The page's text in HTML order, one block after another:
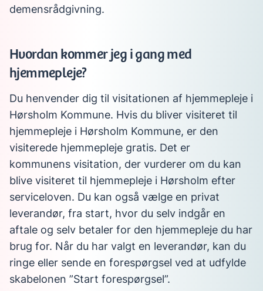
demensrådgivning.
Hvordan kommer jeg i gang med
hjemmepleje?
Du henvender dig til visitationen af hjemmepleje i
Hørsholm Kommune. Hvis du bliver visiteret til
hjemmepleje i Hørsholm Kommune, er den
visiterede hjemmepleje gratis. Det er
kommunens visitation, der vurderer om du kan
blive visiteret til hjemmepleje i Hørsholm efter
serviceloven. Du kan også vælge en privat
leverandør, fra start, hvor du selv indgår en
aftale og selv betaler for den hjemmepleje du har
brug for. Når du har valgt en leverandør, kan du
ringe eller sende en forespørgsel ved at udfylde
skabelonen ”Start forespørgsel”.